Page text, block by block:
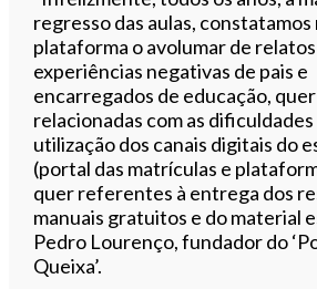
regresso das aulas, constatamos
plataforma o avolumar de
experiências negativas de pais e
encarregados de educação, quer
relacionadas com as dificuldades
utilização dos canais digitais do
(portal das matrículas e
quer referentes à entrega dos
manuais gratuitos e do material
Pedro Lourenço, fundador do
Queixa’.